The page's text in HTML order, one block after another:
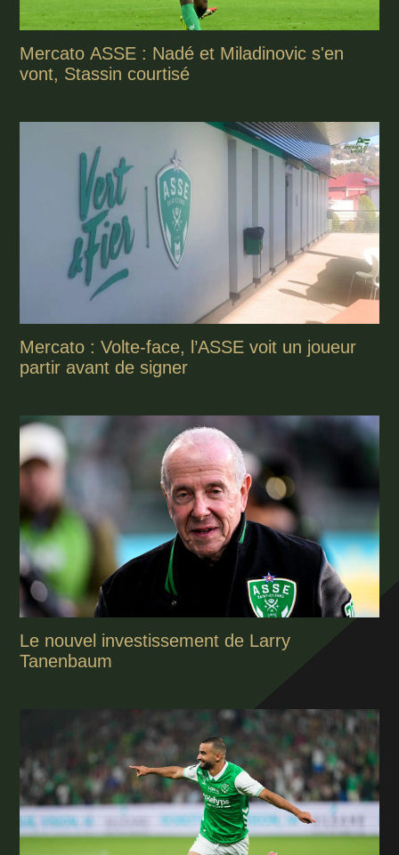
Mercato ASSE : Nadé et Miladinovic s'en
vont, Stassin courtisé
Mercato : Volte-face, l’ASSE voit un joueur
partir avant de signer
Le nouvel investissement de Larry
Tanenbaum